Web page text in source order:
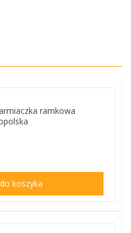
ramkowa
koszyka